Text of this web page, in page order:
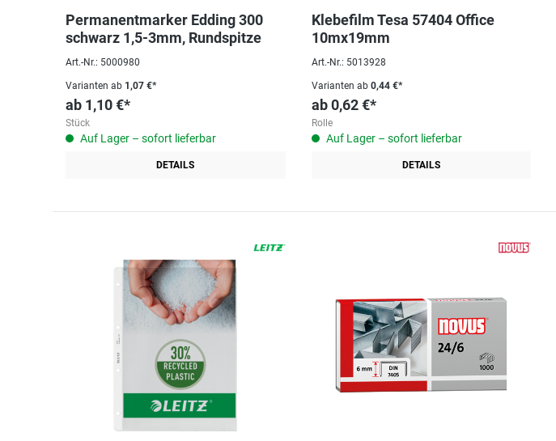
Permanentmarker Edding 300
schwarz 1,5-3mm, Rundspitze
Art.-Nr.: 5000980
Varianten ab 1,07 €*
ab 1,10 €*
Stück
Auf Lager – sofort lieferbar
DETAILS
Klebefilm Tesa 57404 Office
10mx19mm
Art.-Nr.: 5013928
Varianten ab0,44 €*
ab 0,62 €*
Rolle
Auf Lager – sofort lieferbar
DETAILS